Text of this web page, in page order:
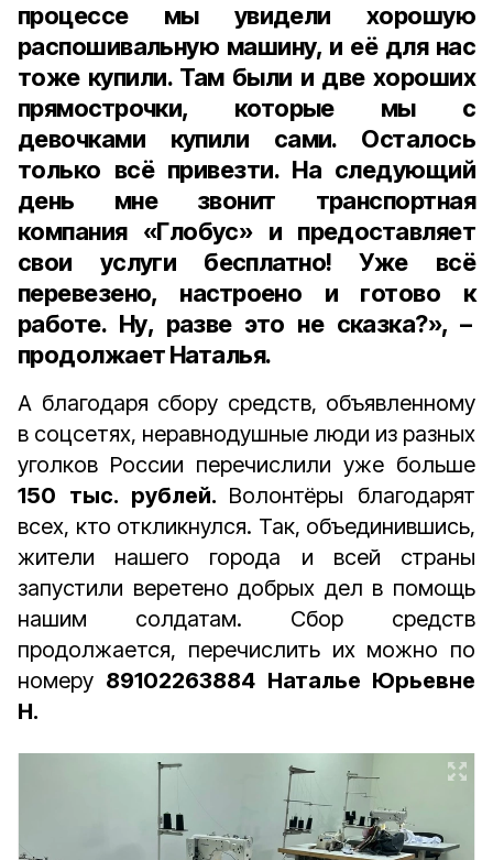
процессе мы увидели хорошую
распошивальную машину, и её для нас
тоже купили. Там были и две хороших
прямострочки, которые мы с
девочками купили сами. Осталось
только всё привезти. На следующий
день мне звонит транспортная
компания «Глобус» и предоставляет
свои услуги бесплатно! Уже всё
перевезено, настроено и готово к
работе. Ну, разве это не сказка?», –
продолжает Наталья.
А благодаря сбору средств, объявленному
в соцсетях, неравнодушные люди из разных
уголков России перечислили уже больше
150 тыс. рублей. Волонтёры благодарят
всех, кто откликнулся. Так, объединившись,
жители нашего города и всей страны
запустили веретено добрых дел в помощь
нашим солдатам. Сбор средств
продолжается, перечислить их можно по
номеру 89102263884 Наталье Юрьевне
Н.